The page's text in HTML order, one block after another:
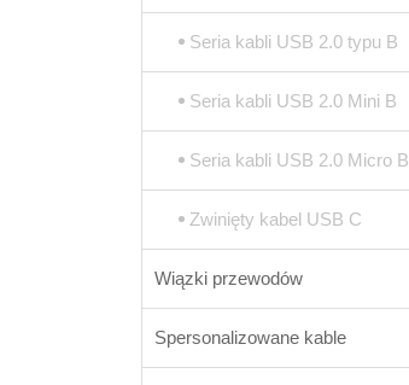
Seria kabli USB 2.0 typu B
Seria kabli USB 2.0 Mini B
Seria kabli USB 2.0 Micro B
Zwinięty kabel USB C
Wiązki przewodów
Spersonalizowane kable